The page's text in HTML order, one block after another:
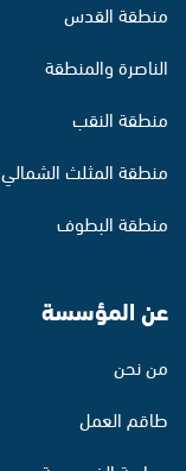
منطقة القدس
الناصرة والمنطقة
منطقة النقب
منطقة المثلث الشمالي
منطقة البطوف
عن المؤسسة
من نحن
طاقم العمل